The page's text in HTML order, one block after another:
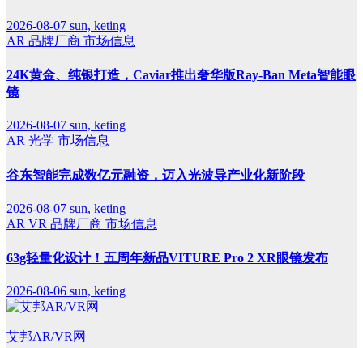
2026-08-07 sun, keting
AR 品牌厂商 市场信息
24K黄金、纯银打造，Caviar推出奢华版Ray-Ban Meta智能眼
镜
2026-08-07 sun, keting
AR 光学 市场信息
谷东智能完成数亿元融资，迈入光波导产业化新阶段
2026-08-07 sun, keting
AR VR 品牌厂商 市场信息
63g轻量化设计！五周年新品VITURE Pro 2 XR眼镜发布
2026-08-06 sun, keting
艾邦AR/VR网